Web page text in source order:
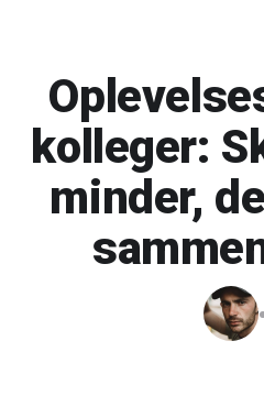
kolleger:
minder,